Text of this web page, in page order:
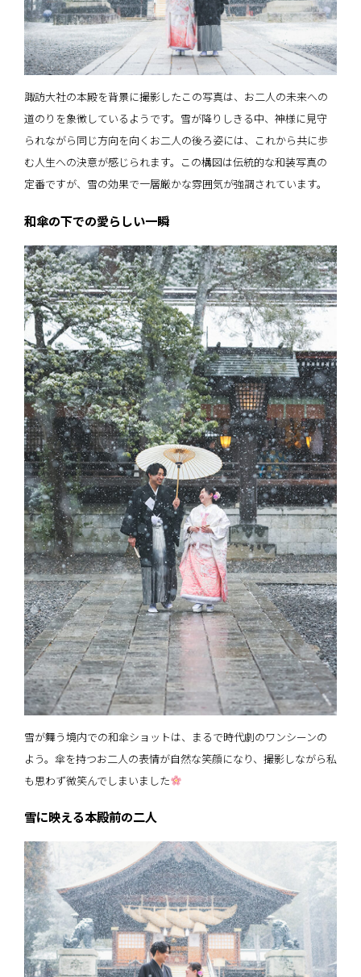
諏訪大社の本殿を背景に撮影したこの写真は、お二人の未来への
道のりを象徴しているようです。雪が降りしきる中、神様に見守
られながら同じ方向を向くお二人の後ろ姿には、これから共に歩
む人生への決意が感じられます。この構図は伝統的な和装写真の
定番ですが、雪の効果で一層厳かな雰囲気が強調されています。
和傘の下での愛らしい一瞬
雪が舞う境内での和傘ショットは、まるで時代劇のワンシーンの
よう。傘を持つお二人の表情が自然な笑顔になり、撮影しながら私
も思わず微笑んでしまいました
雪に映える本殿前の二人